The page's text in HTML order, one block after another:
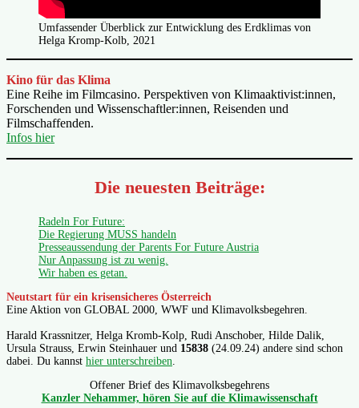
Umfassender Überblick zur Entwicklung des Erdklimas von
Helga Kromp-Kolb, 2021
Kino für das Klima
Eine Reihe im Filmcasino. Perspektiven von Klimaaktivist:innen,
Forschenden und Wissenschaftler:innen, Reisenden und
Filmschaffenden.
Infos hier
Die neuesten Beiträge:
Radeln For Future:
Die Regierung MUSS handeln
Presseaussendung der Parents For Future Austria
Nur Anpassung ist zu wenig.
Wir haben es getan.
Neutstart für ein krisensicheres Österreich
Eine Aktion von GLOBAL 2000, WWF und Klimavolksbegehren.
Harald Krassnitzer, Helga Kromb-Kolp, Rudi Anschober, Hilde Dalik,
Ursula Strauss, Erwin Steinhauer und 15838 (24.09.24) andere sind schon
dabei. Du kannst hier unterschreiben.
Offener Brief des Klimavolksbegehrens
Kanzler Nehammer, hören Sie auf die Klimawissenschaft